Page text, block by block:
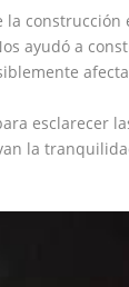
ayudó a
esclarecer
la